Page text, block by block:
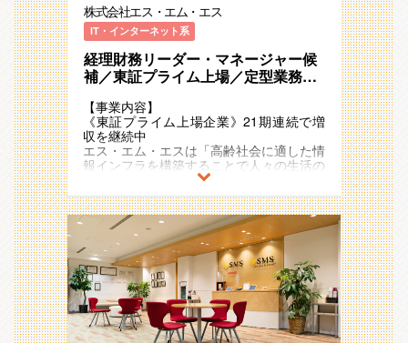
株式会社エス・エム・エス
IT・インターネット系
経理財務リーダー・マネージャー候
補／東証プライム上場／定型業務か
×市場価値の向上／財務企画 [ コーポ
レート ]
【事業内容】
《東証プライム上場企業》21期連続で増
収を継続中
エス・エム・エスは「高齢社会に適した情
報インフラを構築することで人々の生活の
質を向上し、社会に貢献し続ける」
というミッションを掲げ、多様な事業・ビ
ジネスモデルを展開しています 。
超高齢社会に突入したことで多くの社会課
題が発生していますが、人々のニーズや関
心の高まりをビジネスチャンスとして捉
え、
「高齢社会×情報」を切り口に「医療」
「介護/障害福祉」「ヘルスケア」「シニ
アライフ」領域で、40以上のサービスを
運営しています。